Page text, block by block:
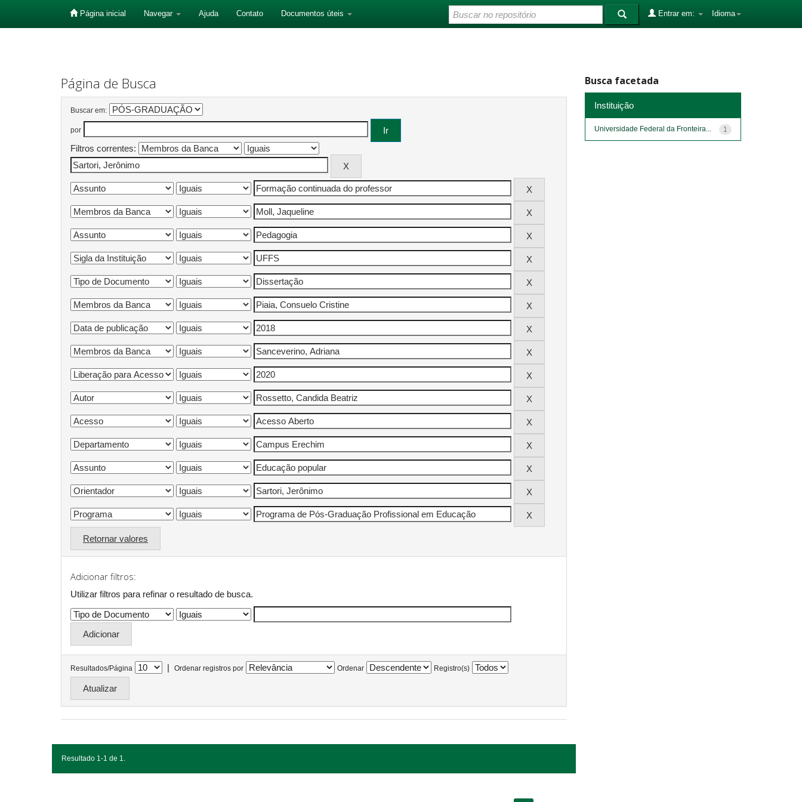
Página inicial Navegar Ajuda Contato Documentos úteis Idioma
Entrar em:
Página de Busca
Buscar em:
por
Filtros correntes:
Retornar valores
Adicionar filtros:
Utilizar filtros para refinar o resultado de busca.
Resultados/Página | Ordenar registros por Ordenar Registro(s)
Resultado 1-1 de 1.
Busca facetada
Instituição
1
Universidade Federal da Fronteira...